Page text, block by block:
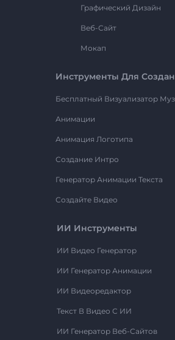
Графический Дизайн
Веб-Сайт
Мокап
Инструменты Для
Бесплатный Визуализатор
Анимации
Анимация Логотипа
Создание Интро
Генератор Анимации Текста
Создайте Видео
ИИ Инструменты
ИИ Видео Генератор
ИИ Генератор Анимации
ИИ Видеоредактор
Текст В Видео С ИИ
ИИ Генератор Веб-Сайтов